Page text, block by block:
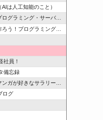
は人工知能のこと）
ラミング・サーバー関係
グラミング言語【C#】を学ぶ
社員！
備忘録
なサラリーマンブログです。
ログ